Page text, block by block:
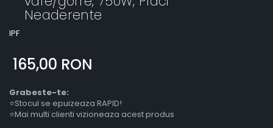
Neaderente
IPF
165,00 RON
Grabeste-te:
⭐Stocul se epuizeaza RAPID!
⭐Mai multi clienti vizioneaza acest produs